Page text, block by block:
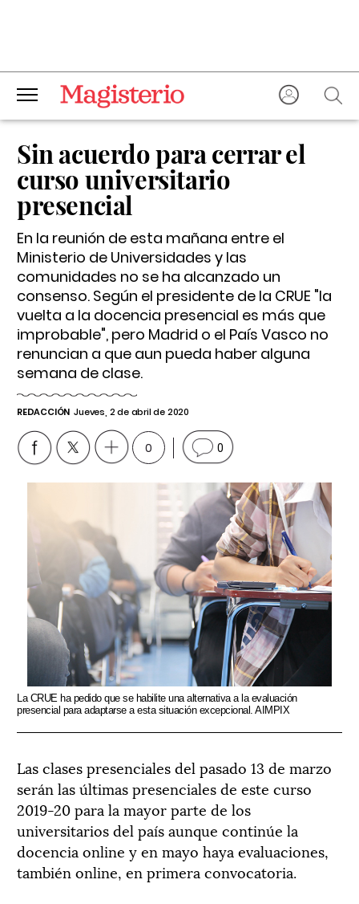
Sin acuerdo para cerrar el
curso universitario
presencial
En la reunión de esta mañana entre el
Ministerio de Universidades y las
comunidades no se ha alcanzado un
consenso. Según el presidente de la CRUE "la
vuelta a la docencia presencial es más que
improbable", pero Madrid o el País Vasco no
renuncian a que aun pueda haber alguna
semana de clase.
REDACCIÓN Jueves, 2 de abril de 2020
0 0
La CRUE ha pedido que se habilite una alternativa a la evaluación
presencial para adaptarse a esta situación excepcional. AIMPIX
Las clases presenciales del pasado 13 de marzo
serán las últimas presenciales de este curso
2019-20 para la mayor parte de los
universitarios del país aunque continúe la
docencia online y en mayo haya evaluaciones,
también online, en primera convocatoria.